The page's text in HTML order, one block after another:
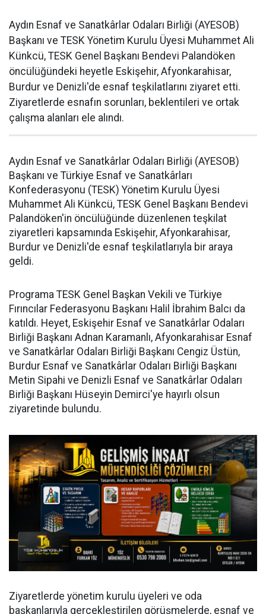
Aydın Esnaf ve Sanatkârlar Odaları Birliği (AYESOB)
Başkanı ve TESK Yönetim Kurulu Üyesi Muhammet Ali
Künkcü, TESK Genel Başkanı Bendevi Palandöken
öncülüğündeki heyetle Eskişehir, Afyonkarahisar,
Burdur ve Denizli'de esnaf teşkilatlarını ziyaret etti.
Ziyaretlerde esnafın sorunları, beklentileri ve ortak
çalışma alanları ele alındı.
Aydın Esnaf ve Sanatkârlar Odaları Birliği (AYESOB)
Başkanı ve Türkiye Esnaf ve Sanatkârları
Konfederasyonu (TESK) Yönetim Kurulu Üyesi
Muhammet Ali Künkcü, TESK Genel Başkanı Bendevi
Palandöken'in öncülüğünde düzenlenen teşkilat
ziyaretleri kapsamında Eskişehir, Afyonkarahisar,
Burdur ve Denizli'de esnaf teşkilatlarıyla bir araya
geldi.
Programa TESK Genel Başkan Vekili ve Türkiye
Fırıncılar Federasyonu Başkanı Halil İbrahim Balcı da
katıldı. Heyet, Eskişehir Esnaf ve Sanatkârlar Odaları
Birliği Başkanı Adnan Karamanlı, Afyonkarahisar Esnaf
ve Sanatkârlar Odaları Birliği Başkanı Cengiz Üstün,
Burdur Esnaf ve Sanatkârlar Odaları Birliği Başkanı
Metin Sipahi ve Denizli Esnaf ve Sanatkârlar Odaları
Birliği Başkanı Hüseyin Demirci'ye hayırlı olsun
ziyaretinde bulundu.
Ziyaretlerde yönetim kurulu üyeleri ve oda
başkanlarıyla gerçekleştirilen görüşmelerde, esnaf ve